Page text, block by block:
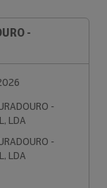
-
-
LDA
-
LDA